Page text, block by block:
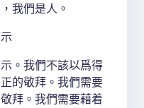
我們是人。
。我們不該以爲得
的敬拜。我們需要
拜。我們需要藉着